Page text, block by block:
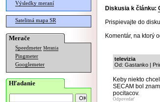
Výsledky meraní
Satelitná mapa SR
Merače
Speedmeter Merania
Pingmeter
Googlemeter
Hľadanie
Diskusia k článku:
Prispievajte do
Komentár, na ktorý
televizia
Od: Gastanko |
Keby niekto
SECAM bol
pocitacov.
Odpovedať